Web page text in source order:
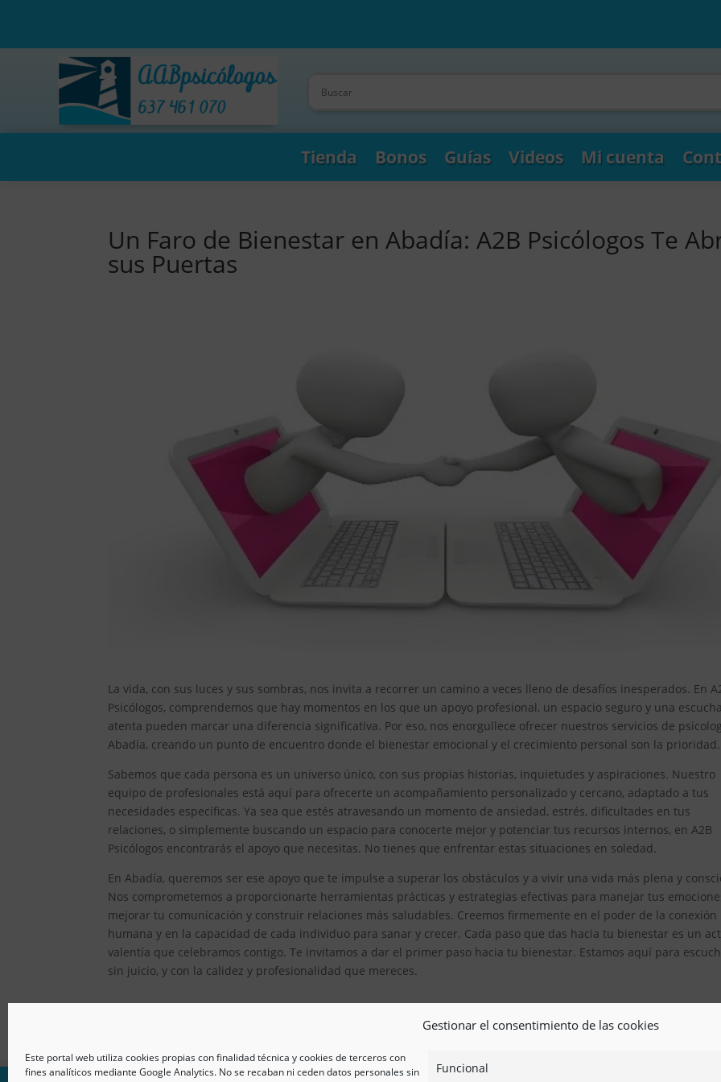
Gestionar el consentimiento de las cookies
Este portal web utiliza cookies propias con finalidad técnica y cookies de terceros con
fines analíticos mediante Google Analytics. No se recaban ni ceden datos personales sin
Funcional
Tienda Bonos Guías Videos Mi cuenta
Un Faro de Bienestar en Abadía: A2B Psicólogos Te
sus Puertas
La vida, con sus luces y sus sombras, nos invita a recorrer un camino a veces lleno de desafíos inesperados. En
Psicólogos, comprendemos que hay momentos en los que un apoyo profesional, un espacio seguro y una
atenta pueden marcar una diferencia significativa. Por eso, nos enorgullece ofrecer nuestros servicios de
Abadía, creando un punto de encuentro donde el bienestar emocional y el crecimiento personal son la prioridad.
Sabemos que cada persona es un universo único, con sus propias historias, inquietudes y aspiraciones. Nuestro
equipo de profesionales está aquí para ofrecerte un acompañamiento personalizado y cercano, adaptado a tus
necesidades específicas. Ya sea que estés atravesando un momento de ansiedad, estrés, dificultades en tus
relaciones, o simplemente buscando un espacio para conocerte mejor y potenciar tus recursos internos, en A2B
Psicólogos encontrarás el apoyo que necesitas. No tienes que enfrentar estas situaciones en soledad.
En Abadía, queremos ser ese apoyo que te impulse a superar los obstáculos y a vivir una vida más plena y
Nos comprometemos a proporcionarte herramientas prácticas y estrategias efectivas para manejar tus
mejorar tu comunicación y construir relaciones más saludables. Creemos firmemente en el poder de la conexión
humana y en la capacidad de cada individuo para sanar y crecer. Cada paso que das hacia tu bienestar es un
valentía que celebramos contigo. Te invitamos a dar el primer paso hacia tu bienestar. Estamos aquí para
sin juicio, y con la calidez y profesionalidad que mereces.